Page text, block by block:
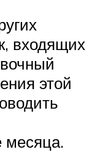
входящих
этой
месяца.